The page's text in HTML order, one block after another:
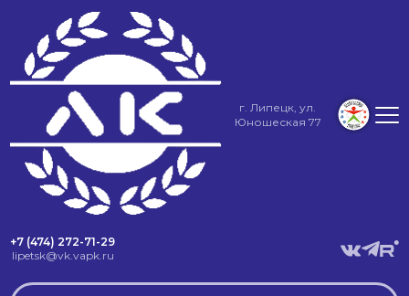
г. Липецк, ул.
Юношеская 77
+7 (474) 272-71-29
lipetsk@vk.vapk.ru